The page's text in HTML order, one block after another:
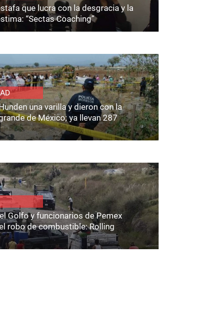
que lucra con la desgracia y la
“Sectas Coaching”
una varilla y dieron con la
de México; ya llevan 287
Golfo y funcionarios de Pemex
robo de combustible: Rolling